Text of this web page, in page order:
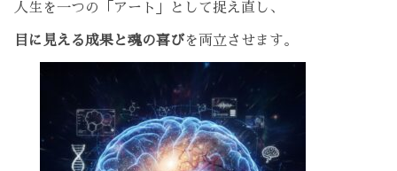
人生を一つの「アート」として捉え直し、
目に見える成果と魂の喜びを両立させます。